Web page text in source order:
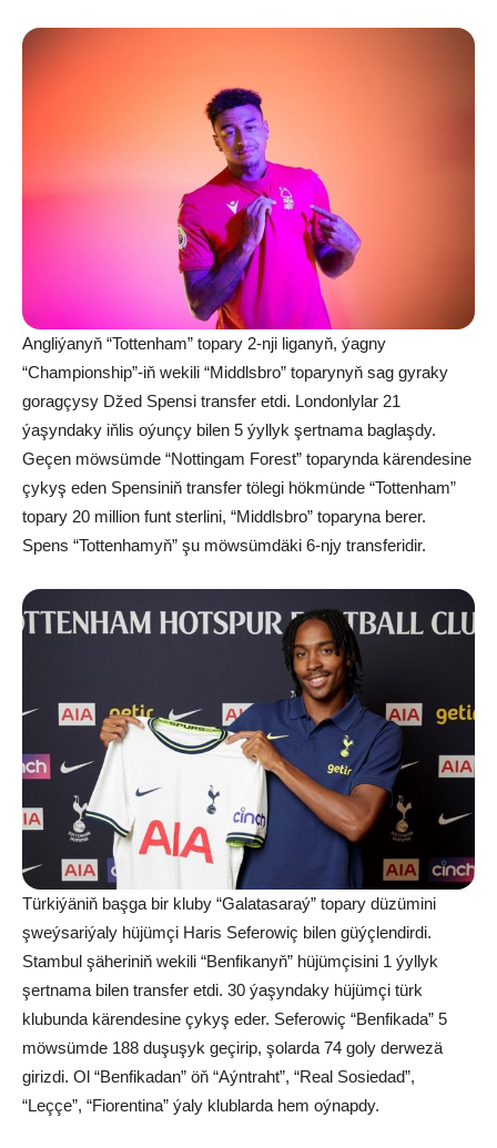
Angliýanyň “Tottenham” topary 2-nji liganyň, ýagny
“Championship”-iň wekili “Middlsbro” toparynyň sag gyraky
goragçysy Džed Spensi transfer etdi. Londonlylar 21
ýaşyndaky iňlis oýunçy bilen 5 ýyllyk şertnama baglaşdy.
Geçen möwsümde “Nottingam Forest” toparynda kärendesine
çykyş eden Spensiniň transfer tölegi hökmünde “Tottenham”
topary 20 million funt sterlini, “Middlsbro” toparyna berer.
Spens “Tottenhamyň” şu möwsümdäki 6-njy transferidir.
Türkiýäniň başga bir kluby “Galatasaraý” topary düzümini
şweýsariýaly hüjümçi Haris Seferowiç bilen güýçlendirdi.
Stambul şäheriniň wekili “Benfikanyň” hüjümçisini 1 ýyllyk
şertnama bilen transfer etdi. 30 ýaşyndaky hüjümçi türk
klubunda kärendesine çykyş eder. Seferowiç “Benfikada” 5
möwsümde 188 duşuşyk geçirip, şolarda 74 goly derwezä
girizdi. Ol “Benfikadan” öň “Aýntraht”, “Real Sosiedad”,
“Leççe”, “Fiorentina” ýaly klublarda hem oýnapdy.